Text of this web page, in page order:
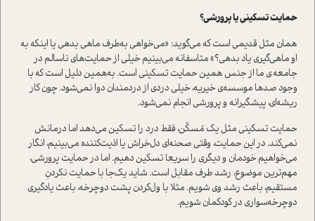
حمایت تسکینی یا پرورشی؟
همان مثل قدیمی است که می‌گوید: «می‌خواهی به‌طرف ماهی بدهی یا اینکه به
او ماهی‌گیری یاد بدهی؟» متاسفانه می‌بینیم خیلی از حمایت‌های ناسالم در
جامعه ی ما از جنس همین حمایت تسکینی است. به‌همین دلیل است که با
وجود صدها موسسه‌ی خیریه، خیلی دردی از دردمندان دوا نمی‌شود. چون کار
ریشه‌ای، پیشگیرانه و پرورشی انجام نمی‌شود.
حمایت تسکینی مثل یک مُسکّن، فقط درد را تسکین می‌دهد اما درمانش
نمی‌کند. در این حمایت، وقتی صحنه‌ای دل‌خراش یا اذیت‌کننده می‌بینیم، انگار
می‌خواهیم خودمان و دیگری را سریعا تسکین دهیم. اما در حمایت پرورشی،
مهم‌ترین موضوع، رشد طرف مقابل است. شاید یک‌جا با حمایت نکردنِ
مستقیم، باعث رشد وی شویم. مثلا با ول‌کردن پشت دوچرخه، باعث یادگیری
دوچرخه‌سواری در کودکمان شویم.